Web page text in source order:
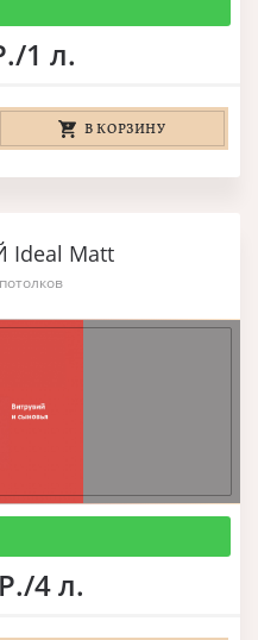
1 л.
В КОРЗИНУ
Ideal Matt
4 л.